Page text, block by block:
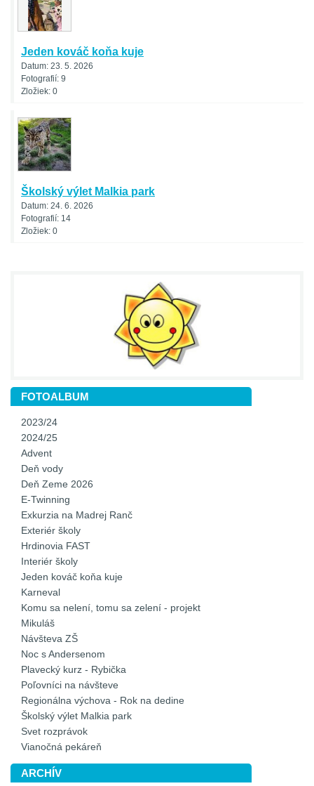
Jeden kováč koňa kuje
Datum: 23. 5. 2026
Fotografií: 9
Zložiek: 0
Školský výlet Malkia park
Datum: 24. 6. 2026
Fotografií: 14
Zložiek: 0
FOTOALBUM
2023/24
2024/25
Advent
Deň vody
Deň Zeme 2026
E-Twinning
Exkurzia na Madrej Ranč
Exteriér školy
Hrdinovia FAST
Interiér školy
Jeden kováč koňa kuje
Karneval
Komu sa nelení, tomu sa zelení - projekt
Mikuláš
Návšteva ZŠ
Noc s Andersenom
Plavecký kurz - Rybička
Poľovníci na návšteve
Regionálna výchova - Rok na dedine
Školský výlet Malkia park
Svet rozprávok
Vianočná pekáreň
ARCHÍV